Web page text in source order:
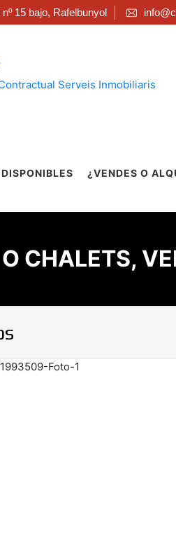
15 bajo, Rafelbunyol
¿VENDES O
CHALETS,